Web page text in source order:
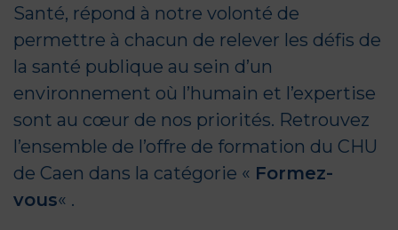
Santé, répond à notre volonté de
permettre à chacun de relever les défis de
la santé publique au sein d’un
environnement où l’humain et l’expertise
sont au cœur de nos priorités. Retrouvez
l’ensemble de l’offre de formation du CHU
de Caen dans la catégorie « Formez-
vous« .